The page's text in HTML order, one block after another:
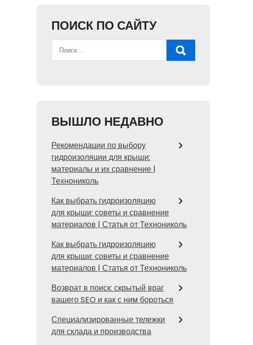
ПОИСК ПО САЙТУ
ВЫШЛО НЕДАВНО
Рекомендации по выбору
гидроизоляции для крыши:
материалы и их сравнение |
Технониколь
Как выбрать гидроизоляцию
для крыши: советы и сравнение
материалов | Статья от Технониколь
Как выбрать гидроизоляцию
для крыши: советы и сравнение
материалов | Статья от Технониколь
Возврат в поиск: скрытый враг
вашего SEO и как с ним бороться
Специализированные тележки
для склада и производства